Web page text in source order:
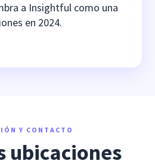
a Insightful como una
en 2024.
Y CONTACTO
ubicaciones